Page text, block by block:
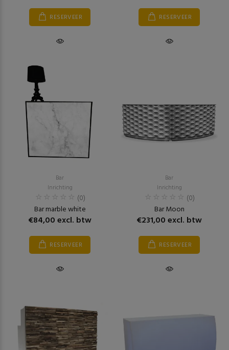
RESERVEER RESERVEER
Bar
Inrichting
(0)
Bar marble white
€84,00 excl. btw
RESERVEER
Bar
Inrichting
(0)
Bar Moon
€231,00 excl. btw
RESERVEER